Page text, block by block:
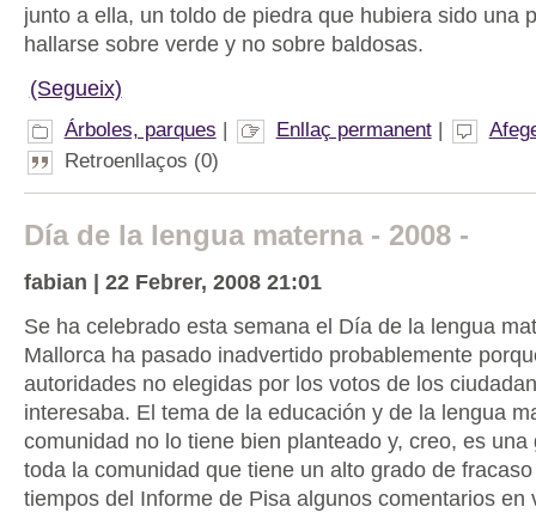
junto a ella, un toldo de piedra que hubiera sido una
hallarse sobre verde y no sobre baldosas.
(Segueix)
Árboles, parques Enllaç permanent|
Retroenllaços (0)
Día de la lengua materna - 2008 -
fabian | 22 Febrer, 2008 21:01
Se ha celebrado esta semana el Día de la lengua
Mallorca ha pasado inadvertido probablemente
autoridades no elegidas por los votos de los
interesaba. El tema de la educación y de la lengua
comunidad no lo tiene bien planteado y, creo, es una
toda la comunidad que tiene un alto grado de
tiempos del Informe de Pisa algunos comentarios en